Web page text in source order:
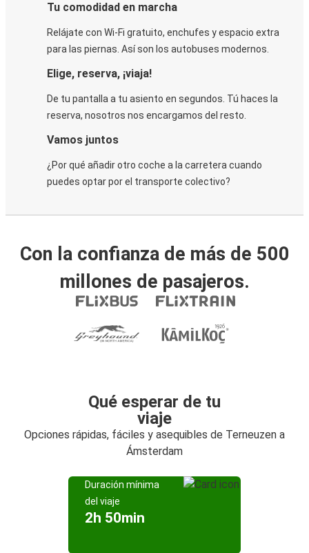
Tu comodidad en marcha
Relájate con Wi-Fi gratuito, enchufes y espacio extra
para las piernas. Así son los autobuses modernos.
Elige, reserva, ¡viaja!
De tu pantalla a tu asiento en segundos. Tú haces la
reserva, nosotros nos encargamos del resto.
Vamos juntos
¿Por qué añadir otro coche a la carretera cuando
puedes optar por el transporte colectivo?
Con la confianza de más de 500
millones de pasajeros.
Qué esperar de tu
viaje
Opciones rápidas, fáciles y asequibles de Terneuzen a
Ámsterdam
Duración mínima
del viaje
2h 50min